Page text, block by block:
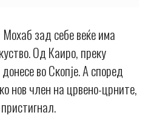
зад себе веќе има
Од Каиро, преку
во Скопје. А според
нов член на црвено-црните,